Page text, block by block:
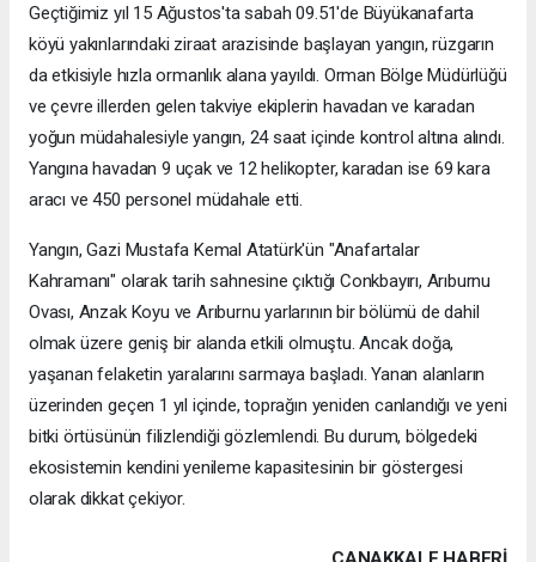
Geçtiğimiz yıl 15 Ağustos'ta sabah 09.51'de Büyükanafarta
köyü yakınlarındaki ziraat arazisinde başlayan yangın, rüzgarın
da etkisiyle hızla ormanlık alana yayıldı. Orman Bölge Müdürlüğü
ve çevre illerden gelen takviye ekiplerin havadan ve karadan
yoğun müdahalesiyle yangın, 24 saat içinde kontrol altına alındı.
Yangına havadan 9 uçak ve 12 helikopter, karadan ise 69 kara
aracı ve 450 personel müdahale etti.
Yangın, Gazi Mustafa Kemal Atatürk'ün "Anafartalar
Kahramanı" olarak tarih sahnesine çıktığı Conkbayırı, Arıburnu
Ovası, Anzak Koyu ve Arıburnu yarlarının bir bölümü de dahil
olmak üzere geniş bir alanda etkili olmuştu. Ancak doğa,
yaşanan felaketin yaralarını sarmaya başladı. Yanan alanların
üzerinden geçen 1 yıl içinde, toprağın yeniden canlandığı ve yeni
bitki örtüsünün filizlendiği gözlemlendi. Bu durum, bölgedeki
ekosistemin kendini yenileme kapasitesinin bir göstergesi
olarak dikkat çekiyor.